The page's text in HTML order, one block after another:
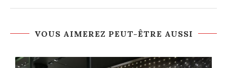
VOUS AIMEREZ PEUT-ÊTRE AUSSI